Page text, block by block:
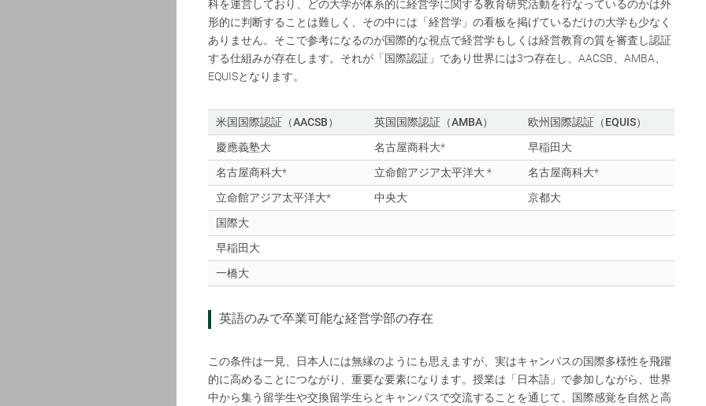
科を運営しており、どの大学が体系的に経営学に関する教育研究活動を行なっているのかは外
形的に判断することは難しく、その中には「経営学」の看板を掲げているだけの大学も少なく
ありません。そこで参考になるのが国際的な視点で経営学もしくは経営教育の質を審査し認証
する仕組みが存在します。それが「国際認証」であり世界には3つ存在し、AACSB、AMBA、
EQUISとなります。
米国国際認証（AACSB） 英国国際認証（AMBA）
欧州国際認証（EQUIS）
慶應義塾大
名古屋商科大*
早稲田大
名古屋商科大*
立命館アジア太平洋大 *
名古屋商科大*
立命館アジア太平洋大*
中央大
京都大
国際大
早稲田大
一橋大
英語のみで卒業可能な経営学部の存在
この条件は一見、日本人には無縁のようにも思えますが、実はキャンパスの国際多様性を飛躍
的に高めることにつながり、重要な要素になります。授業は「日本語」で参加しながら、世界
中から集う留学生や交換留学生らとキャンパスで交流することを通じて、国際感覚を自然と高